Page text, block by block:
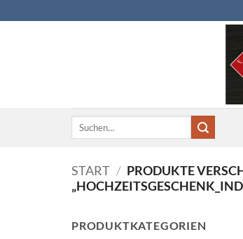
Inhalt
Suchen
START / PRODUKTE
PRODUKTKATEGORIEN